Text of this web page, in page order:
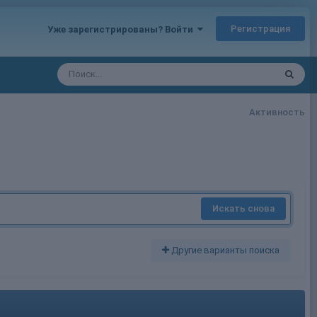
Уже зарегистрированы? Войти Регистрация
Активность
Искать снова
Другие варианты поиска